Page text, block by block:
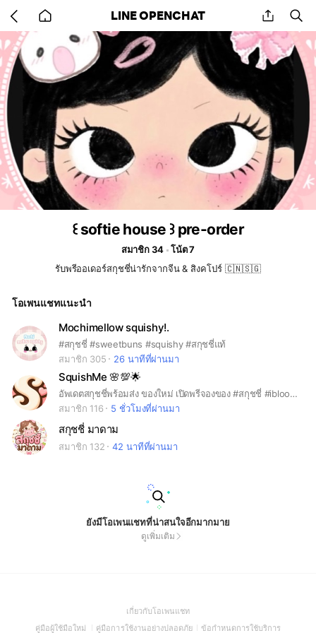
back
home
LINE OPENCHAT share
꒰ softie house ꒱ pre-order
สมาชิก 34
โน้ต 7
รับพรีออเดอร์สกุชชี่น่ารักจากจีน & สิงคโปร์ 🇨🇳🇸🇬
โอเพนแชทแนะนำ
Mochimellow squishy!.
#สกุชชี่ #sweetbuns #squishy #สกุชชี่แท้
สมาชิก 305
26 นาทีที่ผ่านมา
SquishMe 🌸💯🌟
อัพเดตสกุชชี่พร้อมส่ง ของใหม่ เปิดพรีจองของ #สกุชชี่ #ibloom #midosquishy # mido #lisa #zoey #squishy #squishme
สมาชิก 116
5 ชั่วโมงที่ผ่านมา
สกุชชี่ มาดาม
สมาชิก 132 42 นาทีที่ผ่านมา
ยังมีโอเพนแชทที่น่าสนใจอีกมากมาย
ดูเพิ่มเติม
เกี่ยวกับโอเพนแชท(Open
in
คู่มือผู้ใช้มือใหม่ (Open
คู่มือการใช้งานอย่างปลอดภัย(Open
ข้อกำหนดการใช้บริการ(Open